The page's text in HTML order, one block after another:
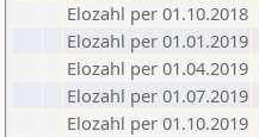
Elozahl per 01.10.2018
Elozahl per 01.01.2019
Elozahl per 01.04.2019
Elozahl per 01.07.2019
Elozahl per 01.10.2019